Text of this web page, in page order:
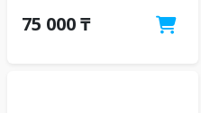
75 000 ₸